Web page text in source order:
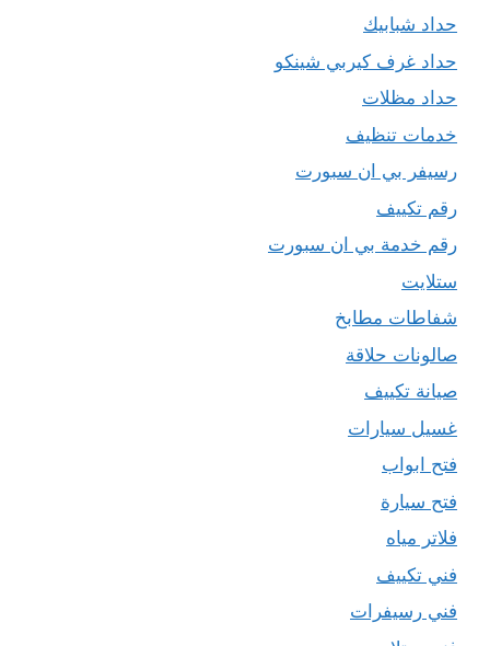
حداد شبابيك
حداد غرف كيربي شينكو
حداد مظلات
خدمات تنظيف
رسيفر بي ان سبورت
رقم تكييف
رقم خدمة بي ان سبورت
ستلايت
شفاطات مطابخ
صالونات حلاقة
صيانة تكييف
غسيل سيارات
فتح ابواب
فتح سيارة
فلاتر مياه
فني تكييف
فني رسيفرات